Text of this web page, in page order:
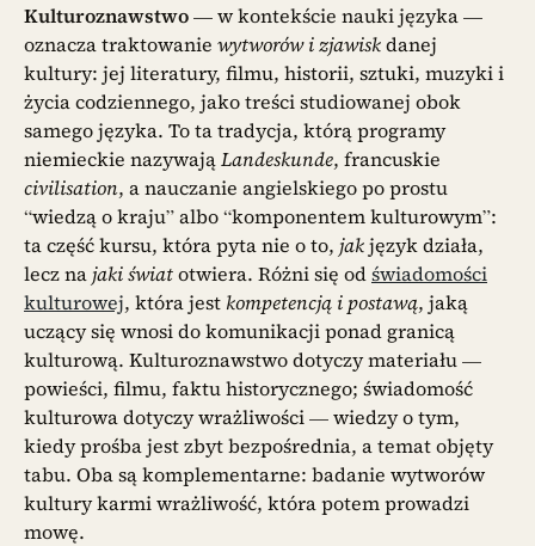
Kulturoznawstwo— w kontekście nauki języka —
oznacza traktowanie wytworów i zjawiskdanej
kultury: jej literatury, filmu, historii, sztuki, muzyki i
życia codziennego, jako treści studiowanej obok
samego języka. To ta tradycja, którą programy
niemieckie nazywająLandeskunde, francuskie
civilisation, a nauczanie angielskiego po prostu
“wiedzą o kraju” albo “komponentem kulturowym”:
ta część kursu, która pyta nie o to, jakjęzyk działa,
lecz na jaki światotwiera. Różni się odświadomości
kulturowej, która jest kompetencją i postawą, jaką
uczący się wnosi do komunikacji ponad granicą
kulturową. Kulturoznawstwo dotyczy materiału —
powieści, filmu, faktu historycznego; świadomość
kulturowa dotyczy wrażliwości — wiedzy o tym,
kiedy prośba jest zbyt bezpośrednia, a temat objęty
tabu. Oba są komplementarne: badanie wytworów
kultury karmi wrażliwość, która potem prowadzi
mowę.